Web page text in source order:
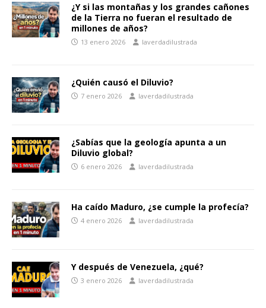
¿Y si las montañas y los grandes cañones
de la Tierra no fueran el resultado de
millones de años?
13 enero 2026 laverdadilustrada
¿Quién causó el Diluvio?
7 enero 2026 laverdadilustrada
¿Sabías que la geología apunta a un
Diluvio global?
6 enero 2026 laverdadilustrada
Ha caído Maduro, ¿se cumple la profecía?
4 enero 2026 laverdadilustrada
Y después de Venezuela, ¿qué?
3 enero 2026 laverdadilustrada